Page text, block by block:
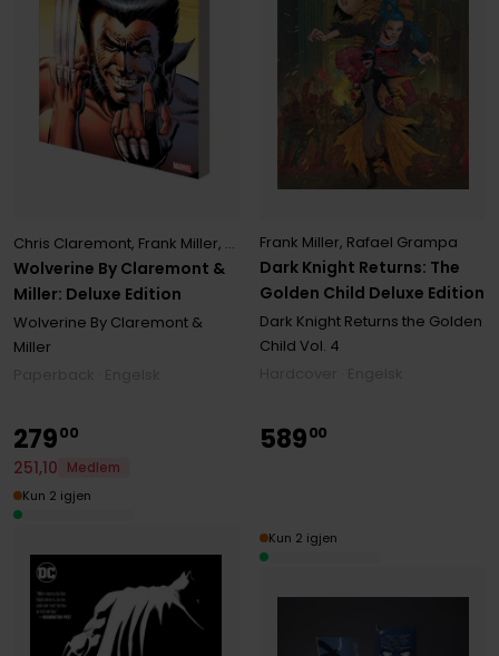
Wolverine By Claremont &
Miller: Deluxe Edition
Chris Claremont, Frank Miller, Paul Smith
Wolverine By Claremont &
Miller
Dark Knight Returns: The
Golden Child Deluxe Edition
Frank Miller, Rafael Grampa
Dark Knight Returns the Golden
Child Vol. 4
27900
251,10
Medlem
Kun 2 igjen
58900
Kun 2 igjen